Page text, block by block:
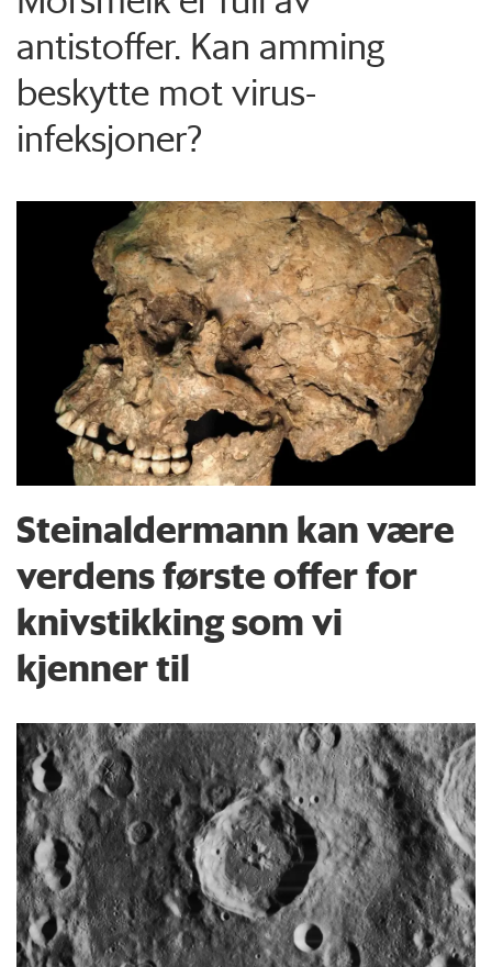
antistoffer. Kan amming
beskytte mot virus-
infeksjoner?
Steinaldermann kan være
verdens første offer for
knivstikking som vi
kjenner til